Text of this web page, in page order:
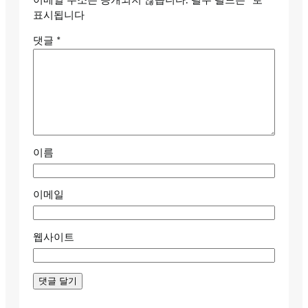
표시됩니다
댓글 *
이름
이메일
웹사이트